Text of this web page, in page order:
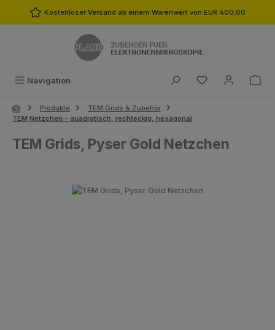
Zum Hauptinhalt springen
Kostenloser Versand ab einem Warenwert von EUR 400,00
Navigation Du hast 0
Produkte
TEM Grids & Zubehör
TEM Netzchen - quadratisch, rechteckig, hexagonal
TEM Grids, Pyser Gold Netzchen
Bildergalerie überspringen